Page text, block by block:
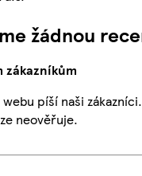
žádnou
zákazníkům
píší naši
neověřuje.